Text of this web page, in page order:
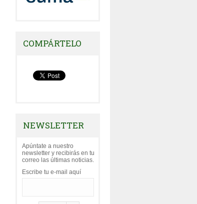
COMPÁRTELO
NEWSLETTER
Apúntate a nuestro
newsletter y recibirás en tu
correo las últimas noticias.
Escribe tu e-mail aquí